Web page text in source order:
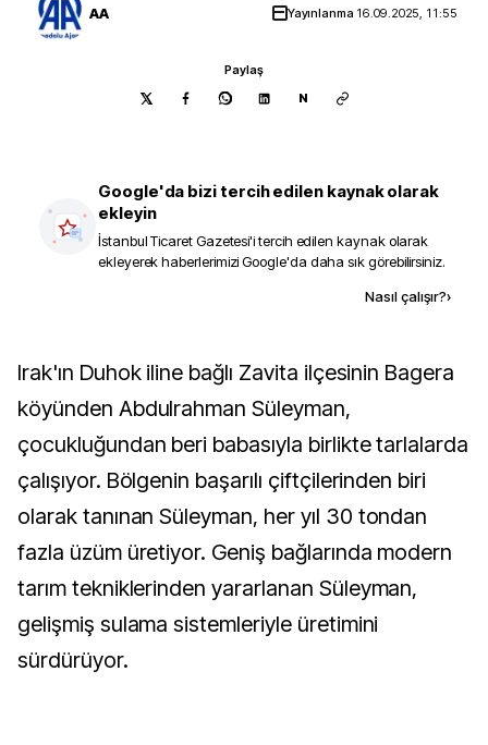
AA Yayınlanma 16.09.2025, 11:55
Paylaş
N
Google'da bizi tercih edilen kaynak olarak
ekleyin
İstanbul Ticaret Gazetesi'i tercih edilen kaynak olarak
ekleyerek haberlerimizi Google'da daha sık görebilirsiniz.
Nasıl çalışır?›
Irak'ın Duhok iline bağlı Zavita ilçesinin Bagera
köyünden Abdulrahman Süleyman,
çocukluğundan beri babasıyla birlikte tarlalarda
çalışıyor. Bölgenin başarılı çiftçilerinden biri
olarak tanınan Süleyman, her yıl 30 tondan
fazla üzüm üretiyor. Geniş bağlarında modern
tarım tekniklerinden yararlanan Süleyman,
gelişmiş sulama sistemleriyle üretimini
sürdürüyor.